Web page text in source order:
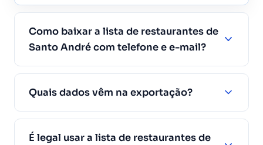
Como baixar a lista de restaurantes de
Santo André com telefone e e-mail?
Quais dados vêm na exportação?
É legal usar a lista de restaurantes de